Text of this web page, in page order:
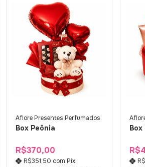
Aflore Presentes Perfumados
Box Peônia
R$370,00
R$351,50 com Pix
Box